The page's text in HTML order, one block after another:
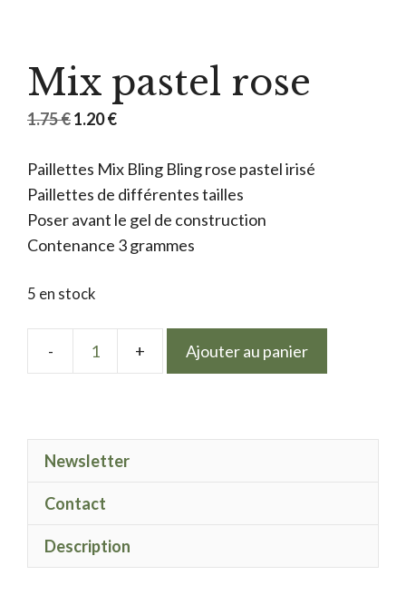
Mix pastel rose
1.75€Le
initial
était :
1.75 €.
1.20€Le
actuel
est :
1.20 €.
Paillettes Mix Bling Bling rose pastel irisé
Paillettes de différentes tailles
Poser avant le gel de construction
Contenance 3 grammes
5 en stock
quantité
pastel
Ajouter au panier
Newsletter
Contact
Description